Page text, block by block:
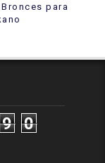
para
9 0